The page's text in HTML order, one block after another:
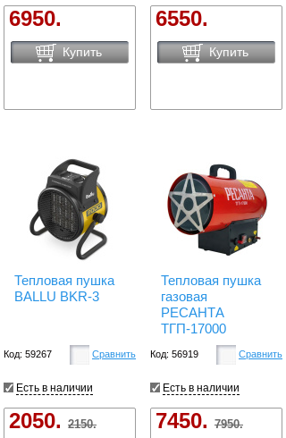
6950.
Купить
6550.
Купить
Тепловая пушка
BALLU BKR-3
Код: 59267 Сравнить
Есть в наличии
2050. 2150.
Тепловая пушка
газовая
РЕСАНТА
ТГП-17000
Код: 56919 Сравнить
Есть в наличии
7450. 7950.